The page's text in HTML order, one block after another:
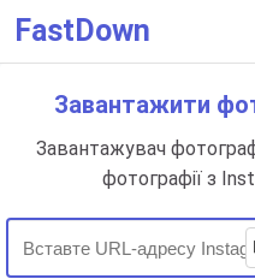
FastDown
Завантажити
Завантажувач
фотографії з